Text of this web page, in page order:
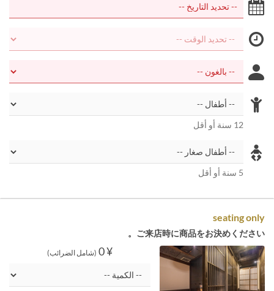
12 سنة أو أقل
5 سنة أو أقل
seating only
ご来店時に商品をお決めください。
¥ 0 (شامل الضرائب)